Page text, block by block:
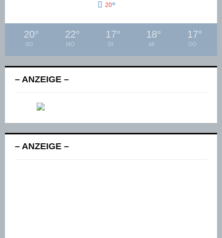
20°
20°
SO
22°
MO
17°
DI
18°
MI
17°
DO
– ANZEIGE –
– ANZEIGE –